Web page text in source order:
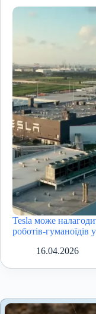
Tesla може
роботів-гуманоїдів
16.04.2026